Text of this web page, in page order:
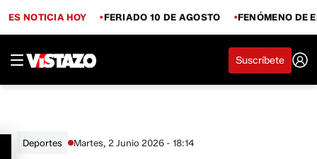
ES NOTICIA HOY FERIADO 10 DE AGOSTO FENÓMENO DE
Suscríbete
Deportes Martes, 2 Junio 2026 - 18:14